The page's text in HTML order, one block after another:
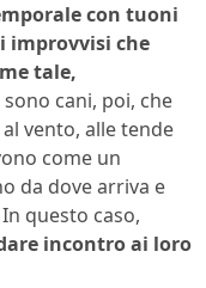
con tuoni
improvvisi che
tale,
sono cani, poi, che
vento, alle tende
come un
da dove arriva e
questo caso,
incontro ai loro